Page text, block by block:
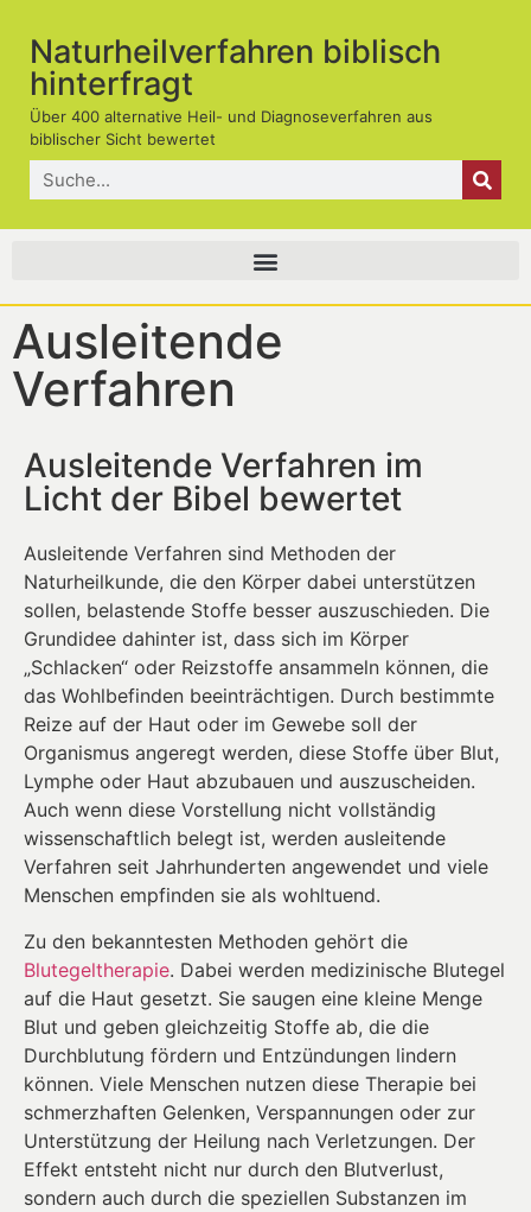
Naturheilverfahren biblisch
hinterfragt
Über 400 alternative Heil- und Diagnoseverfahren aus
biblischer Sicht bewertet
Ausleitende
Verfahren
Ausleitende Verfahren im
Licht der Bibel bewertet
Ausleitende Verfahren sind Methoden der
Naturheilkunde, die den Körper dabei unterstützen
sollen, belastende Stoffe besser auszuschieden. Die
Grundidee dahinter ist, dass sich im Körper
„Schlacken“ oder Reizstoffe ansammeln können, die
das Wohlbefinden beeinträchtigen. Durch bestimmte
Reize auf der Haut oder im Gewebe soll der
Organismus angeregt werden, diese Stoffe über Blut,
Lymphe oder Haut abzubauen und auszuscheiden.
Auch wenn diese Vorstellung nicht vollständig
wissenschaftlich belegt ist, werden ausleitende
Verfahren seit Jahrhunderten angewendet und viele
Menschen empfinden sie als wohltuend.
Zu den bekanntesten Methoden gehört die
Blutegeltherapie. Dabei werden medizinische Blutegel
auf die Haut gesetzt. Sie saugen eine kleine Menge
Blut und geben gleichzeitig Stoffe ab, die die
Durchblutung fördern und Entzündungen lindern
können. Viele Menschen nutzen diese Therapie bei
schmerzhaften Gelenken, Verspannungen oder zur
Unterstützung der Heilung nach Verletzungen. Der
Effekt entsteht nicht nur durch den Blutverlust,
sondern auch durch die speziellen Substanzen im